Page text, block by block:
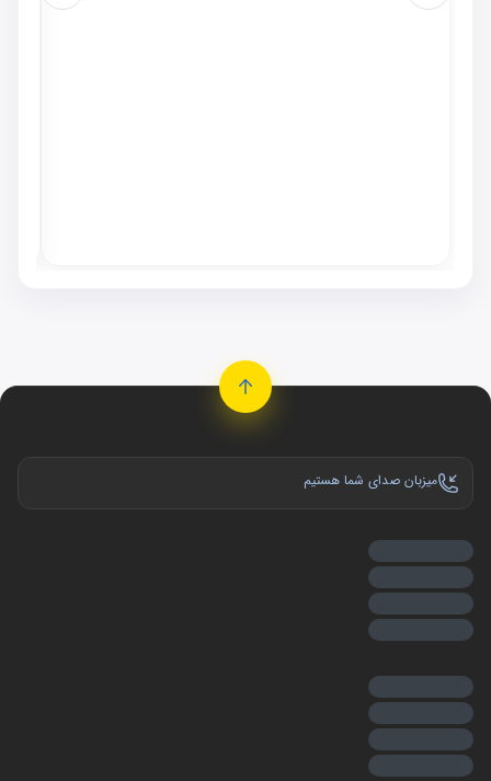
میزبان صدای شما هستیم